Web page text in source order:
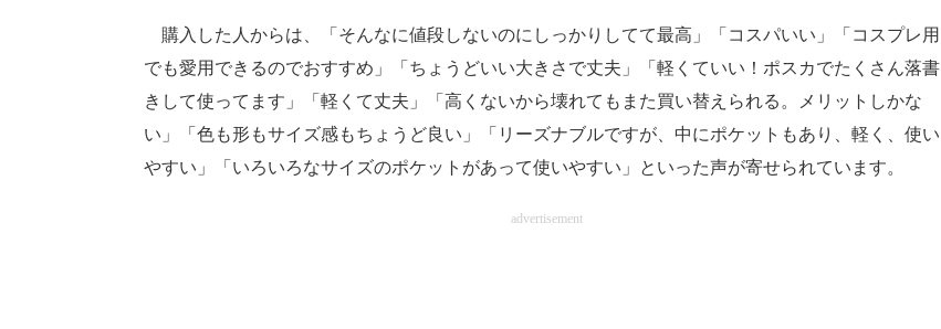
購入した人からは、「そんなに値段しないのにしっかりしてて最高」「コスパいい」「コスプレ用
でも愛用できるのでおすすめ」「ちょうどいい大きさで丈夫」「軽くていい！ポスカでたくさん落書
きして使ってます」「軽くて丈夫」「高くないから壊れてもまた買い替えられる。メリットしかな
い」「色も形もサイズ感もちょうど良い」「リーズナブルですが、中にポケットもあり、軽く、使い
やすい」「いろいろなサイズのポケットがあって使いやすい」といった声が寄せられています。
advertisement